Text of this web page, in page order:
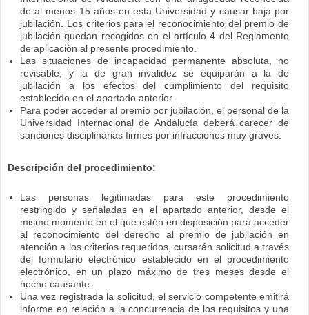
de al menos 15 años en esta Universidad y causar baja por
jubilación. Los criterios para el reconocimiento del premio de
jubilación quedan recogidos en el artículo 4 del Reglamento
de aplicación al presente procedimiento.
Las situaciones de incapacidad permanente absoluta, no
revisable, y la de gran invalidez se equiparán a la de
jubilación a los efectos del cumplimiento del requisito
establecido en el apartado anterior.
Para poder acceder al premio por jubilación, el personal de la
Universidad Internacional de Andalucía deberá carecer de
sanciones disciplinarias firmes por infracciones muy graves.
Descripción del procedimiento:
Las personas legitimadas para este procedimiento
restringido y señaladas en el apartado anterior, desde el
mismo momento en el que estén en disposición para acceder
al reconocimiento del derecho al premio de jubilación en
atención a los criterios requeridos, cursarán solicitud a través
del formulario electrónico establecido en el procedimiento
electrónico, en un plazo máximo de tres meses desde el
hecho causante.
Una vez registrada la solicitud, el servicio competente emitirá
informe en relación a la concurrencia de los requisitos y una